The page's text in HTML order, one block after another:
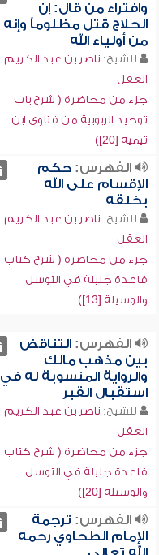
وافتراء من قال: إن
الحلاج قتل مظلوماً وإنه
من أولياء الله
للشيخ: ناصر بن عبد الكريم
العقل
جزء من محاضرة ( شرح باب
توحيد الربوبية من فتاوى ابن
تيمية [20])
الفهرس:حكم
الإقسام على الله
بخلقه
للشيخ: ناصر بن عبد الكريم
العقل
جزء من محاضرة ( شرح كتاب
قاعدة جليلة في التوسل
والوسيلة [13])
الفهرس:التناقض
بين مذهب مالك
والرواية المنسوبة له في
استقبال القبر
للشيخ: ناصر بن عبد الكريم
العقل
جزء من محاضرة ( شرح كتاب
قاعدة جليلة في التوسل
والوسيلة [20])
الفهرس: ترجمة
الإمام الطحاوي رحمه